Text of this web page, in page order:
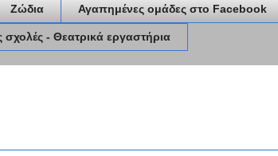
Ζώδια Αγαπημένες ομάδες στο Facebook
σχολές - Θεατρικά εργαστήρια